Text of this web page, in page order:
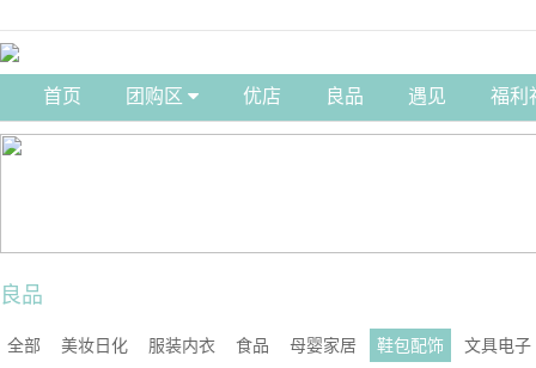
首页 团购区 优店 良品 遇见 福利
良品
全部 美妆日化 服装内衣 食品 母婴家居 鞋包配饰 文具电子